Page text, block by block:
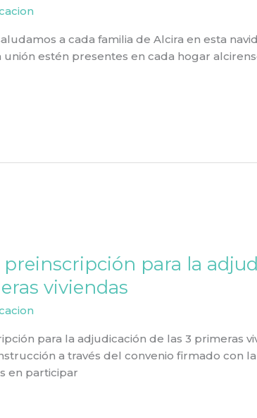
a cada familia de Alcira en esta
unión estén presentes en cada hogar
preinscripción para la
viviendas
para la adjudicación de las 3 primeras
a través del convenio firmado con
en participar